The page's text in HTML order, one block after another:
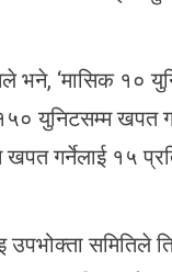
भने, ‘मासिक १०
युनिटसम्म खपत
खपत गर्नेलाई १५
उपभोक्ता समितिले